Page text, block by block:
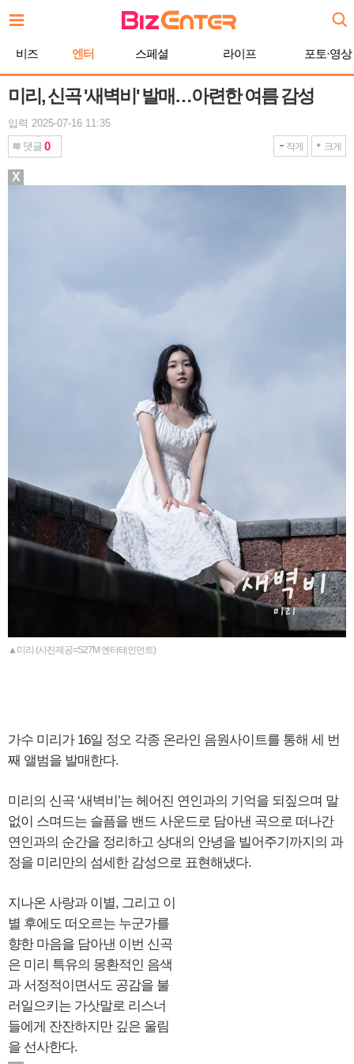
문
비즈 엔터 스페셜 라이프 포토·영상
미리, 신곡 '새벽비' 발매…아련한 여름 감성
입력 2025-07-16 11:35
댓글 0 작게 크게
▲미리 (사진제공=S27M 엔터테인먼트)
가수 미리가 16일 정오 각종 온라인 음원사이트를 통해 세 번
째 앨범을 발매한다.
미리의 신곡 ‘새벽비’는 헤어진 연인과의 기억을 되짚으며 말
없이 스며드는 슬픔을 밴드 사운드로 담아낸 곡으로 떠나간
연인과의 순간을 정리하고 상대의 안녕을 빌어주기까지의 과
정을 미리만의 섬세한 감성으로 표현해냈다.
지나온 사랑과 이별, 그리고 이
별 후에도 떠오르는 누군가를
향한 마음을 담아낸 이번 신곡
은 미리 특유의 몽환적인 음색
과 서정적이면서도 공감을 불
러일으키는 가삿말로 리스너
들에게 잔잔하지만 깊은 울림
을 선사한다.
X